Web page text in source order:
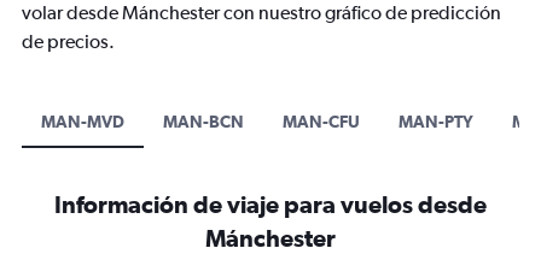
volar desde Mánchester con nuestro gráfico de predicción
de precios.
MAN-MVD MAN-BCN MAN-CFU MAN-PTY
Información de viaje para vuelos desde
Mánchester